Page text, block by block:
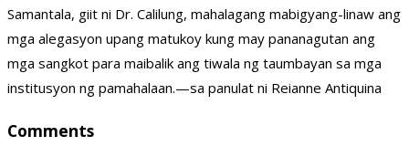
Samantala, giit ni Dr. Calilung, mahalagang mabigyang-linaw ang
mga alegasyon upang matukoy kung may pananagutan ang
mga sangkot para maibalik ang tiwala ng taumbayan sa mga
institusyon ng pamahalaan.—sa panulat ni Reianne Antiquina
Comments